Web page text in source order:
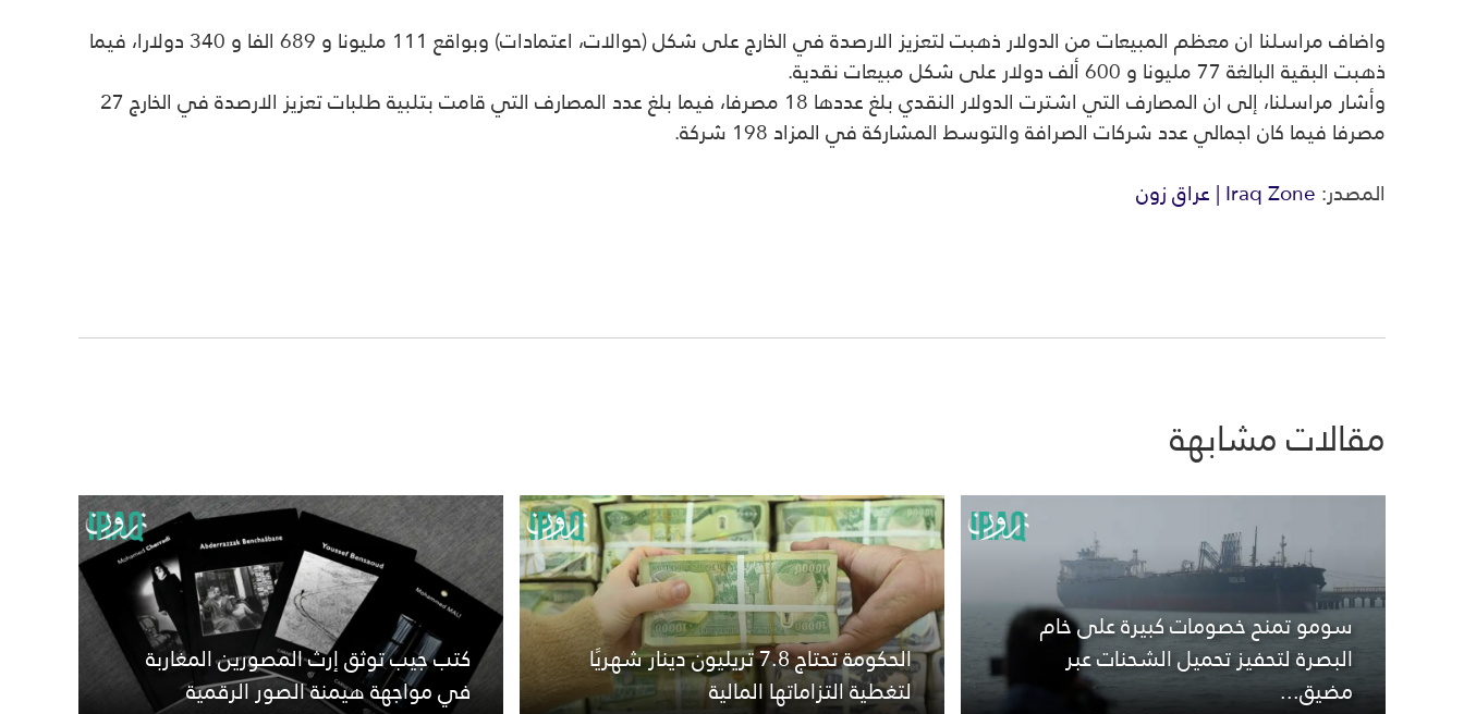
واضاف مراسلنا ان معظم المبيعات من الدولار ذهبت لتعزيز الارصدة في الخارج على شكل (حوالات، اعتمادات) وبواقع 111 مليونا و 689 الفا و 340 دولارا، فيما
ذهبت البقية البالغة 77 مليونا و 600 ألف دولار على شكل مبيعات نقدية.
وأشار مراسلنا، إلى ان المصارف التي اشترت الدولار النقدي بلغ عددها 18 مصرفا، فيما بلغ عدد المصارف التي قامت بتلبية طلبات تعزيز الارصدة في الخارج 27
مصرفا فيما كان اجمالي عدد شركات الصرافة والتوسط المشاركة في المزاد 198 شركة.
المصدر:Iraq Zone | عراق زون
مقالات مشابهة
سومو تمنح خصومات كبيرة على خام
البصرة لتحفيز تحميل الشحنات عبر
مضيق...
الحكومة تحتاج 7.8 تريليون دينار شهريًا
لتغطية التزاماتها المالية
كتب جيب توثق إرث المصورين المغاربة
في مواجهة هيمنة الصور الرقمية